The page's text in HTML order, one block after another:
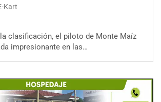
Kart
clasificación, el piloto de Monte Maíz
impresionante en las…